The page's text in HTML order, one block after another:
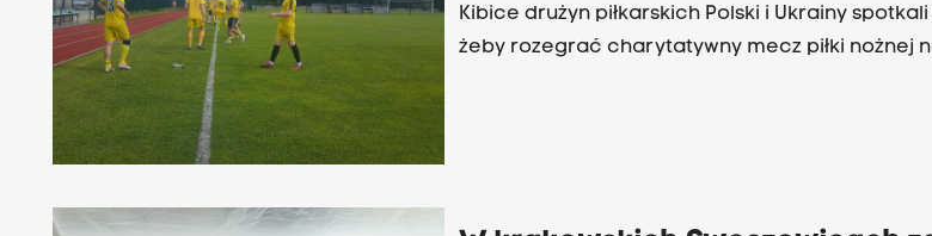
Kibice drużyn piłkarskich Polski i Ukrainy
żeby rozegrać charytatywny mecz piłki nożnej